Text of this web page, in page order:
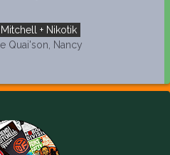
+ Nikotik
Quai'son, Nancy